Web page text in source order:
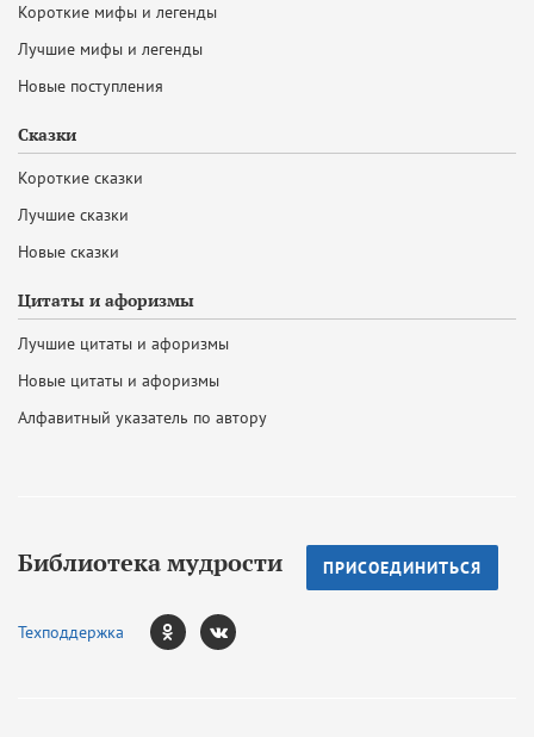
Короткие мифы и легенды
Лучшие мифы и легенды
Новые поступления
Сказки
Короткие сказки
Лучшие сказки
Новые сказки
Цитаты и афоризмы
Лучшие цитаты и афоризмы
Новые цитаты и афоризмы
Алфавитный указатель по автору
Библиотека мудрости ПРИСОЕДИНИТЬСЯ
Техподдержка